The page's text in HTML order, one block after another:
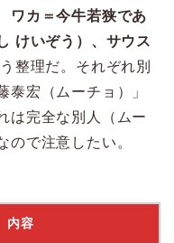
ワカ＝今牛若狭であ
けいぞう）、サウス
整理だ。それぞれ別
泰宏（ムーチョ）」
は完全な別人（ムー
ので注意したい。
内容